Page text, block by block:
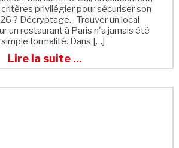
privilégier pour sécuriser son
? Décryptage. Trouver un local
un restaurant à Paris n'a jamais été
simple formalité. Dans […]
Lire la suite ...